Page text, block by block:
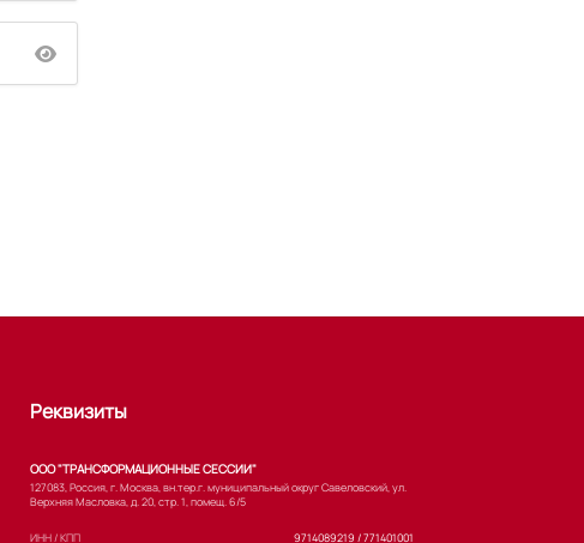
Реквизиты
ООО "ТРАНСФОРМАЦИОННЫЕ СЕССИИ"
127083, Россия, г. Москва, вн.тер.г. муниципальный округ Савеловский, ул.
Верхняя Масловка, д. 20, стр. 1, помещ. 6/5
ИНН / КПП 9714089219 / 771401001